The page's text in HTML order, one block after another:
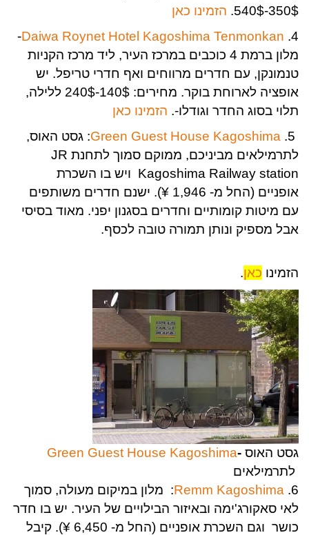
350$-540$.
הזמינו כאן
4.
Daiwa Roynet Hotel Kagoshima Tenmonkan
-
מלון ברמת 4 כוכבים במרכז העיר, ליד מרכז הקניות
טנמונקן, עם חדרים מרווחים ואף חדרי טריפל. יש
אופציה לארוחת בוקר. מחירים: 140$-240$ ללילה,
תלוי בסוג החדר וגודלו-. הזמינו כאן
Green Guest House Kagoshima: גסט האוס,
לתרמילאים מביניכם, ממוקם סמוך לתחנת JR
Kagoshima Railway station ויש בו השכרת
אופניים (החל מ- 1,946 ¥). ישנם חדרים משותפים
עם מיטות קומותיים וחדרים בסגנון יפני. מאוד בסיסי
אבל מספיק ונותן תמורה טובה לכסף.
הזמינו כאן.
Green Guest House Kagoshima- גסט האוס
6.
Remm Kagoshima: מלון במיקום מעולה, סמוך
לאי סאקורג'ימה ובאיזור הבילויים של העיר. יש בו חדר
כושר וגם השכרת אופניים (החל מ- 6,450 ¥). קיבל